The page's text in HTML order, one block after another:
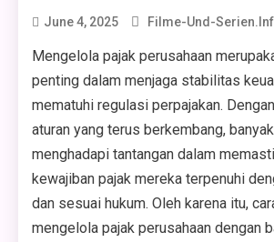
June 4, 2025 Filme-Und-
Mengelola pajak perusahaan
penting dalam menjaga stabilitas
mematuhi regulasi perpajakan.
aturan yang terus berkembang,
menghadapi tantangan dalam
kewajiban pajak mereka terpenuhi
dan sesuai hukum. Oleh karena itu,
mengelola pajak perusahaan dengan